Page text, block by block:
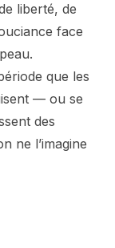
liberté, de
face
que les
— ou se
des
ne l’imagine